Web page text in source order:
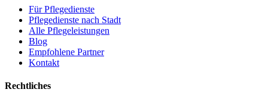
Für Pflegedienste
Pflegedienste nach Stadt
Alle Pflegeleistungen
Blog
Empfohlene Partner
Kontakt
Rechtliches